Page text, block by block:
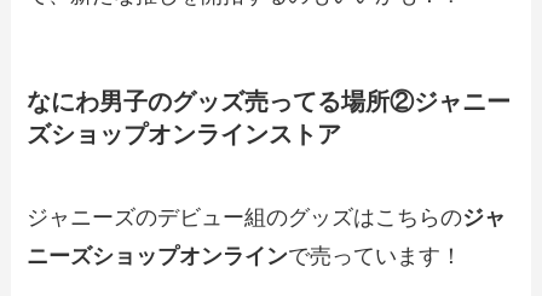
なにわ男子のグッズ売ってる場所②ジャニー
ズショップオンラインストア
ジャニーズのデビュー組のグッズはこちらのジャ
ニーズショップオンラインで売っています！